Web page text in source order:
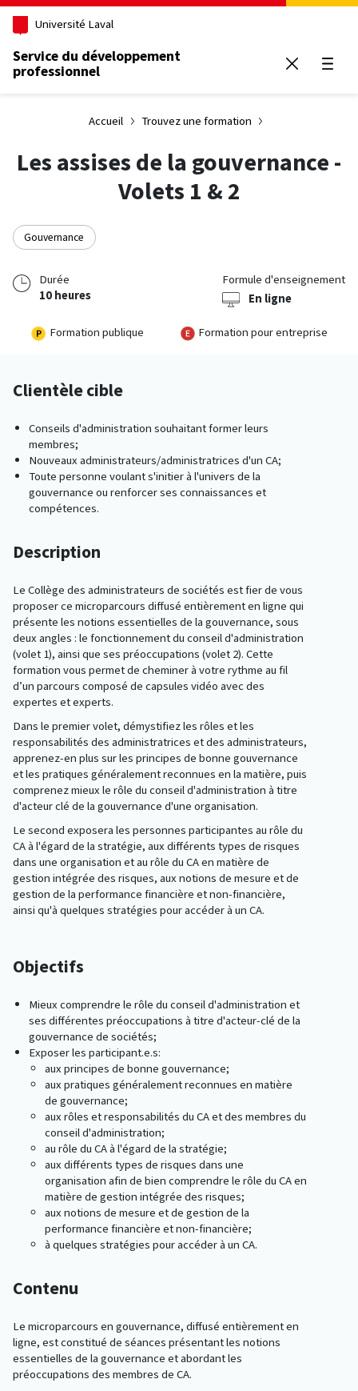
Aller au contenu principal
Université Laval
Service du développement
professionnel
Accueil Trouvez une formation
Les assises de la gouvernance -
Volets 1 & 2
Gouvernance
Durée
10 heures
Formule d'enseignement
En ligne
Formation publique Formation pour entreprise
Clientèle cible
Conseils d'administration souhaitant former leurs
membres;
Nouveaux administrateurs/administratrices d'un CA;
Toute personne voulant s'initier à l'univers de la
gouvernance ou renforcer ses connaissances et
compétences.
Description
Le Collège des administrateurs de sociétés est fier de vous
proposer ce microparcours diffusé entièrement en ligne qui
présente les notions essentielles de la gouvernance, sous
deux angles : le fonctionnement du conseil d'administration
(volet 1), ainsi que ses préoccupations (volet 2). Cette
formation vous permet de cheminer à votre rythme au fil
d’un parcours composé de capsules vidéo avec des
expertes et experts.
Dans le premier volet, démystifiez les rôles et les
responsabilités des administratrices et des administrateurs,
apprenez-en plus sur les principes de bonne gouvernance
et les pratiques généralement reconnues en la matière, puis
comprenez mieux le rôle du conseil d'administration à titre
d'acteur clé de la gouvernance d'une organisation.
Le second exposera les personnes participantes au rôle du
CA à l'égard de la stratégie, aux différents types de risques
dans une organisation et au rôle du CA en matière de
gestion intégrée des risques, aux notions de mesure et de
gestion de la performance financière et non-financière,
ainsi qu'à quelques stratégies pour accéder à un CA.
Objectifs
Mieux comprendre le rôle du conseil d'administration et
ses différentes préoccupations à titre d'acteur-clé de la
gouvernance de sociétés;
Exposer les participant.e.s:
aux principes de bonne gouvernance;
aux pratiques généralement reconnues en matière
de gouvernance;
aux rôles et responsabilités du CA et des membres du
conseil d'administration;
au rôle du CA à l'égard de la stratégie;
aux différents types de risques dans une
organisation afin de bien comprendre le rôle du CA en
matière de gestion intégrée des risques;
aux notions de mesure et de gestion de la
performance financière et non-financière;
à quelques stratégies pour accéder à un CA.
Contenu
Le microparcours en gouvernance, diffusé entièrement en
ligne, est constitué de séances présentant les notions
essentielles de la gouvernance et abordant les
préoccupations des membres de CA.